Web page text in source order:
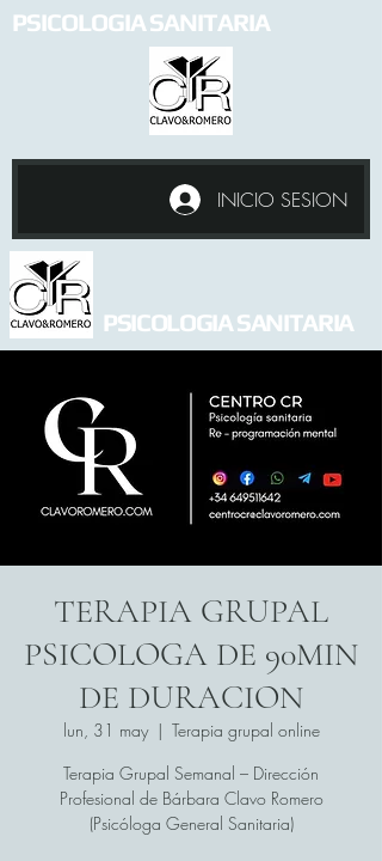
PSICOLOGIA SANITARIA
INICIO SESION
PSICOLOGIA SANITARIA
TERAPIA GRUPAL
PSICOLOGA DE 90MIN
DE DURACION
lun, 31 may
  |
Terapia grupal online
Terapia Grupal Semanal – Dirección
Profesional de Bárbara Clavo Romero
(Psicóloga General Sanitaria)